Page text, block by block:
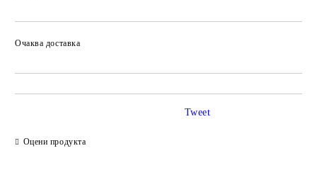
Очаква доставка
Оцени продукта
Tweet